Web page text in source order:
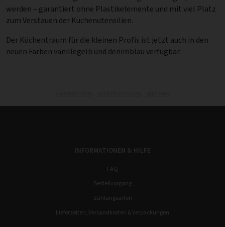
werden – garantiert ohne Plastikelemente und mit viel Platz
zum Verstauen der Küchenutensilien.
Der Küchentraum für die kleinen Profis ist jetzt auch in den
neuen Farben vanillegelb und denimblau verfügbar.
INFORMATIONEN & HILFE
FAQ
Bestellvorgang
Zahlungsarten
Lieferzeiten, Versandkosten & Verpackungen